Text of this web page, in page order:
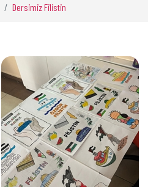
Dersimiz Filistin